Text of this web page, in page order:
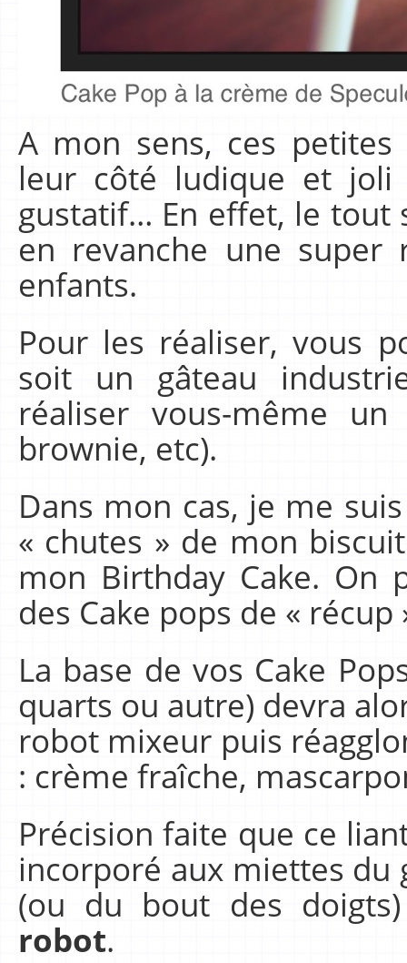
A mon sens, ces
leur côté ludique et
gustatif… En effet, le tout
en revanche une super
enfants.
Pour les réaliser, vous
soit un gâteau
réaliser vous-même
brownie, etc).
Dans mon cas, je me
« chutes » de mon
mon Birthday Cake. On
des Cake pops de « récup
La base de vos Cake
quarts ou autre) devra
robot mixeur puis
: crème fraîche,
Précision faite que ce
incorporé aux miettes du
(ou du bout des
robot.